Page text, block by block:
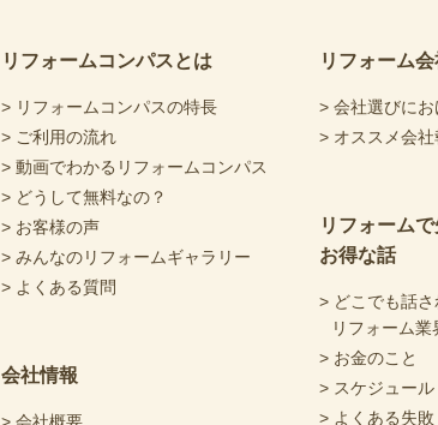
リフォームコンパスとは
> リフォームコンパスの特長
> ご利用の流れ
> 動画でわかるリフォームコンパス
> どうして無料なの？
> お客様の声
> みんなのリフォームギャラリー
> よくある質問
会社情報
リフォーム
> 会社選びに
> オススメ会
リフォーム
お得な話
> どこでも話
リフォーム業
> お金のこと
> スケジュール
> よくある失敗